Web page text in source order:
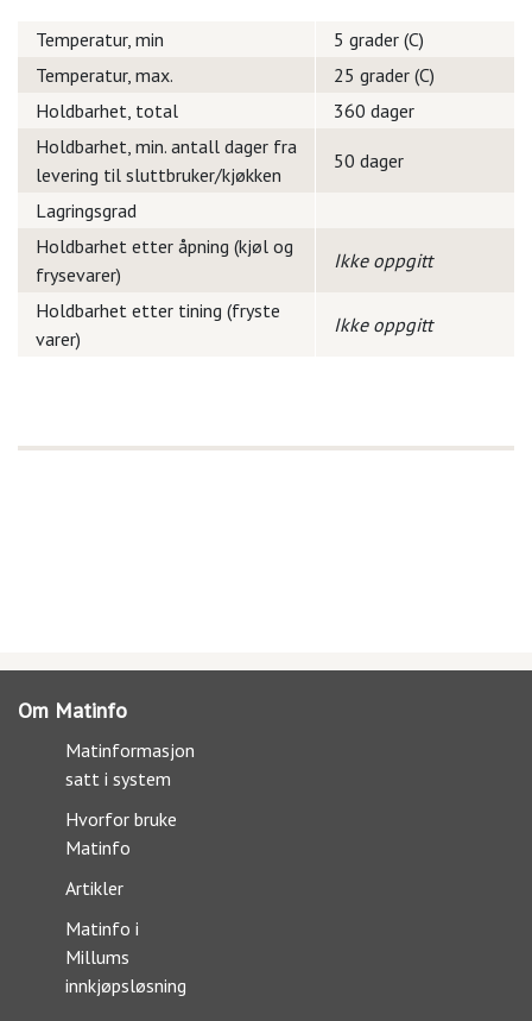
Temperatur, min
5 grader (C)
Temperatur, max.
25 grader (C)
Holdbarhet, total
360 dager
Holdbarhet, min. antall dager fra
levering til sluttbruker/kjøkken
50 dager
Lagringsgrad
Holdbarhet etter åpning (kjøl og
frysevarer)
Ikke oppgitt
Holdbarhet etter tining (fryste
varer)
Ikke oppgitt
Om Matinfo
Matinformasjon
satt i system
Hvorfor bruke
Matinfo
Artikler
Matinfo i
Millums
innkjøpsløsning